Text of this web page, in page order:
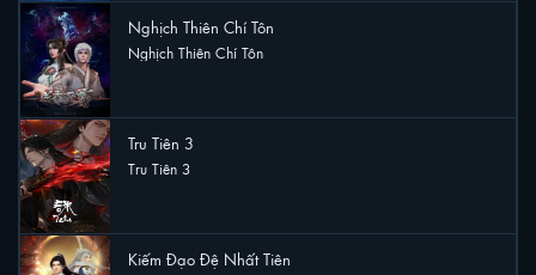
Nghịch Thiên Chí Tôn
Nghịch Thiên Chí Tôn
Tru Tiên 3
Tru Tiên 3
Kiếm Đạo Đệ Nhất Tiên